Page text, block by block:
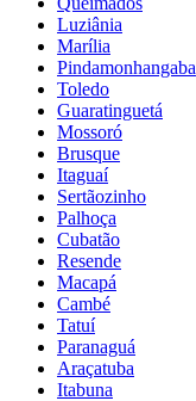
Luziânia
Marília
Pindamonhangaba
Toledo
Guaratinguetá
Mossoró
Brusque
Itaguaí
Sertãozinho
Palhoça
Cubatão
Resende
Macapá
Cambé
Tatuí
Paranaguá
Araçatuba
Itabuna